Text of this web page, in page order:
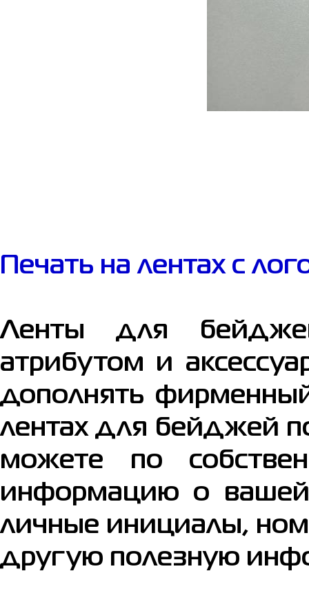
Печать на лентах с
Ленты для
атрибутом и
дополнять
лентах для бейджей
можете по
информацию о
личные инициалы,
другую полезную